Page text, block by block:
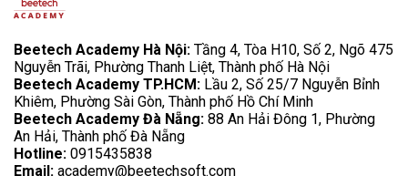
Beetech Academy Hà Nội: Tầng 4, Tòa H10, Số 2, Ngõ 475
Nguyễn Trãi, Phường Thanh Liệt, Thành phố Hà Nội
Beetech Academy TP.HCM: Lầu 2, Số 25/7 Nguyễn Bỉnh
Khiêm, Phường Sài Gòn, Thành phố Hồ Chí Minh
Beetech Academy Đà Nẵng: 88 An Hải Đông 1, Phường
An Hải, Thành phố Đà Nẵng
Hotline: 0915435838
Email: academy@beetechsoft.com